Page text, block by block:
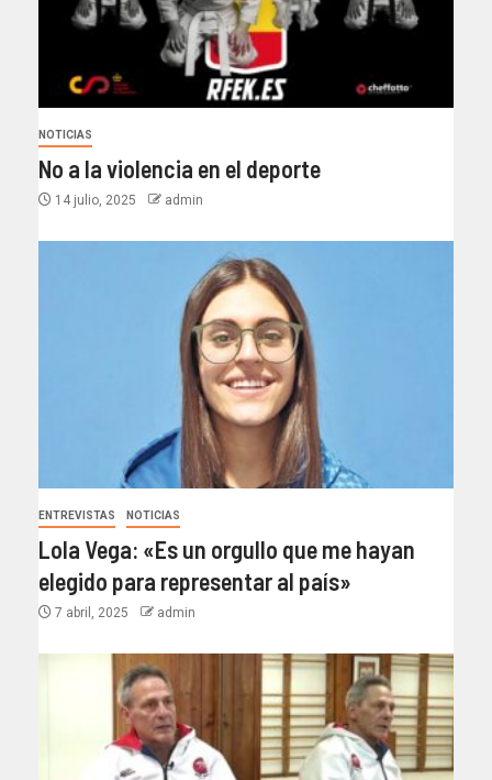
NOTICIAS
No a la violencia en el deporte
14 julio, 2025 admin
ENTREVISTAS NOTICIAS
Lola Vega: «Es un orgullo que me hayan
elegido para representar al país»
7 abril, 2025 admin